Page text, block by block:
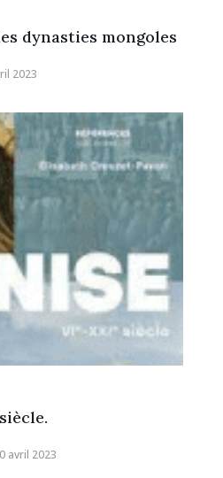
dynasties mongoles
2023
avril 2023